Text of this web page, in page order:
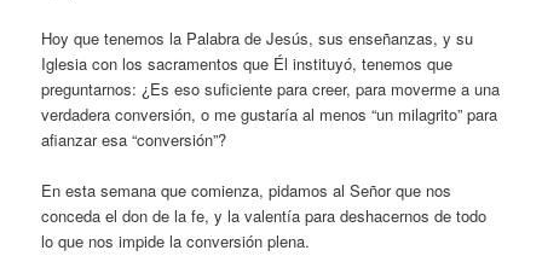
Hoy que tenemos la Palabra de Jesús, sus enseñanzas, y su
Iglesia con los sacramentos que Él instituyó, tenemos que
preguntarnos: ¿Es eso suficiente para creer, para moverme a una
verdadera conversión, o me gustaría al menos “un milagrito” para
afianzar esa “conversión”?
En esta semana que comienza, pidamos al Señor que nos
conceda el don de la fe, y la valentía para deshacernos de todo
lo que nos impide la conversión plena.